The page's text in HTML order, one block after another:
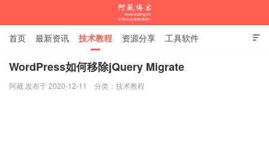

首页 最新资讯 技术教程 资源分享 工具软件
杂谈随笔
WordPress如何移除jQuery Migrate
阿藏 发布于 2020-12-11 分类： 技术教程